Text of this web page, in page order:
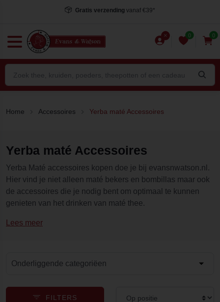
Gratis verzending vanaf €39*
0 0
Home Accessoires Yerba maté Accessoires
Yerba maté Accessoires
Yerba Maté accessoires kopen doe je bij evansnwatson.nl.
Hier vind je niet alleen maté bekers en bombillas maar ook
de accessoires die je nodig bent om optimaal te kunnen
genieten van het drinken van maté thee.
Lees meer
Onderliggende categoriëen
FILTERS